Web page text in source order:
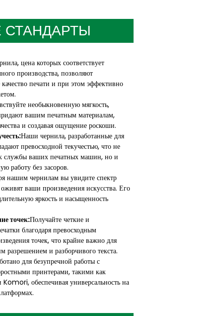
цена которых соответствует
производства, позволяют
печати и при этом эффективно
необыкновенную мягкость,
вашим печатным материалам,
и создавая ощущение роскоши.
Наши чернила, разработанные для
превосходной текучестью, что не
службы ваших печатных машин, но и
работу без засоров.
нашим чернилам вы увидите спектр
ваши произведения искусства. Его
яркость и насыщенность
точек:Получайте четкие и
благодаря превосходным
точек, что крайне важно для
разрешением и разборчивого текста.
для безупречной работы с
принтерами, такими как
обеспечивая универсальность на